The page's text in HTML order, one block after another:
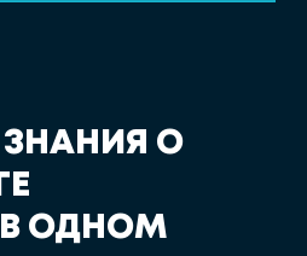
ЗН АН И Я О
Г Е
В ОДН ОМ